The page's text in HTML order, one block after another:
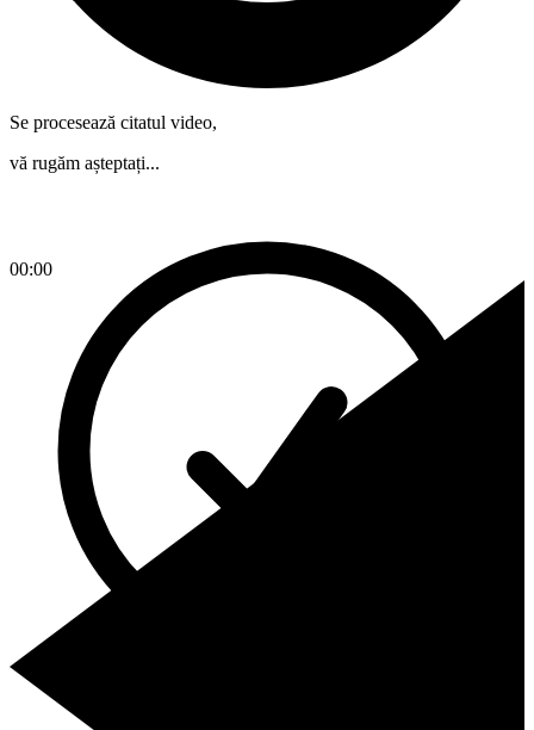
00:00
Se procesează citatul video,
vă rugăm așteptați...